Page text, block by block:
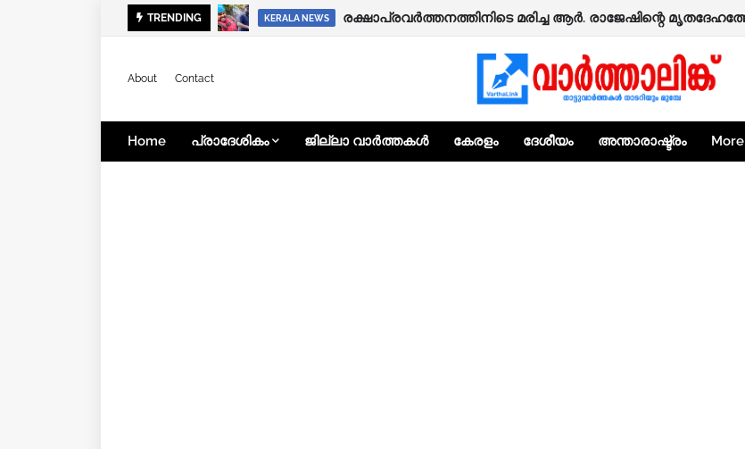
TRENDING KERALA NEWS
About Contact
Home പ്രാദേശികം ജില്ലാ വാർത്തകൾ കേരളം ദേശീയം അന്താരാഷ്ട്രം More